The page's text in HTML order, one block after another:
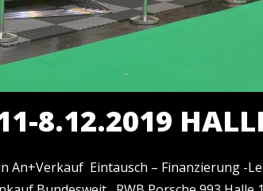
8.12.2019
An+Verkauf Eintausch – Finanzierung -